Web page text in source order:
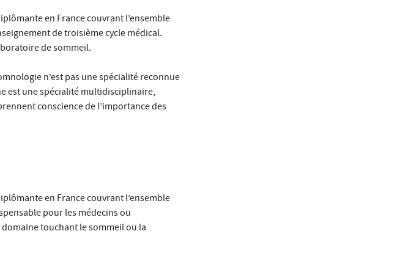
en France couvrant l’ensemble
de troisième cycle médical.
de sommeil.
n’est pas une spécialité reconnue
est une spécialité multidisciplinaire,
conscience de l’importance des
en France couvrant l’ensemble
pour les médecins ou
touchant le sommeil ou la